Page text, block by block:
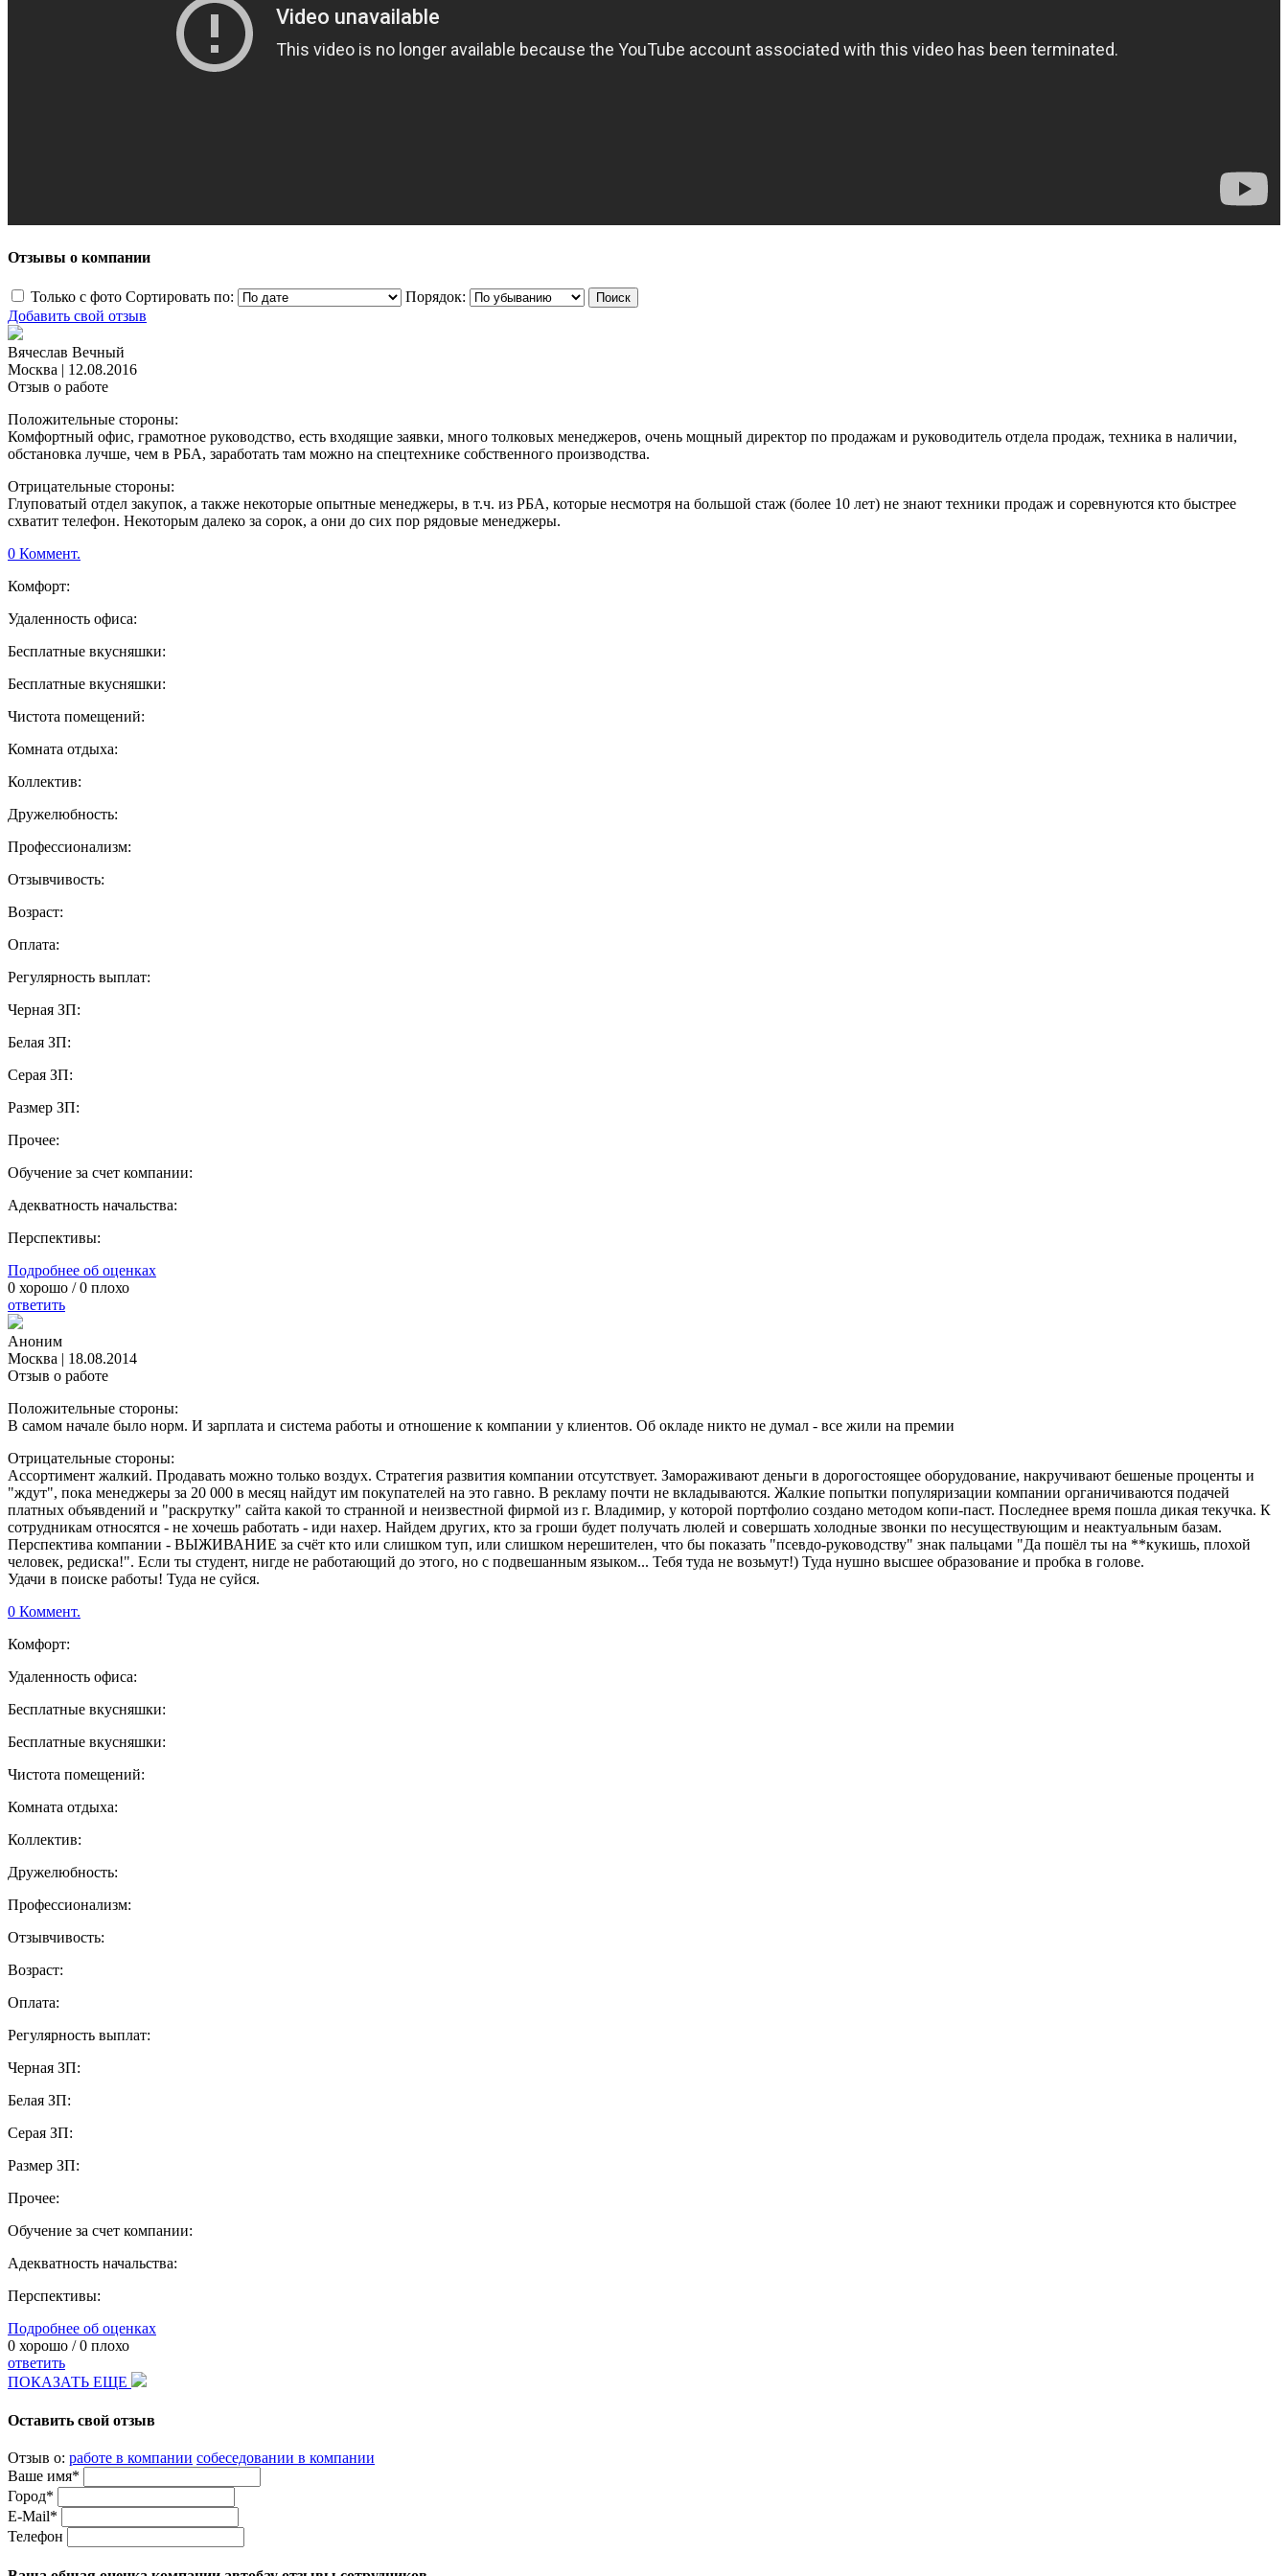
Отзывы о компании
Только с фото Сортировать по:
Порядок:
Добавить свой отзыв
Вячеслав Вечный
Москва | 12.08.2016
Отзыв о работе
Положительные стороны:
Комфортный офис, грамотное руководство, есть входящие заявки, много толковых менеджеров, очень мощный директор по продажам и руководитель отдела продаж, техника в наличии,
обстановка лучше, чем в РБА, заработать там можно на спецтехнике собственного производства.
Отрицательные стороны:
Глуповатый отдел закупок, а также некоторые опытные менеджеры, в т.ч. из РБА, которые несмотря на большой стаж (более 10 лет) не знают техники продаж и соревнуются кто быстрее
схватит телефон. Некоторым далеко за сорок, а они до сих пор рядовые менеджеры.
0 Коммент.
Комфорт:
Удаленность офиса:
Бесплатные вкусняшки:
Бесплатные вкусняшки:
Чистота помещений:
Комната отдыха:
Коллектив:
Дружелюбность:
Профессионализм:
Отзывчивость:
Возраст:
Оплата:
Регулярность выплат:
Черная ЗП:
Белая ЗП:
Серая ЗП:
Размер ЗП:
Прочее:
Обучение за счет компании:
Адекватность начальства:
Перспективы:
Подробнее об оценках
0 хорошо /0 плохо
ответить
Аноним
Москва | 18.08.2014
Отзыв о работе
Положительные стороны:
В самом начале было норм. И зарплата и система работы и отношение к компании у клиентов. Об окладе никто не думал - все жили на премии
Отрицательные стороны:
Ассортимент жалкий. Продавать можно только воздух. Стратегия развития компании отсутствует. Замораживают деньги в дорогостоящее оборудование, накручивают бешеные проценты и
"ждут", пока менеджеры за 20 000 в месяц найдут им покупателей на это гавно. В рекламу почти не вкладываются. Жалкие попытки популяризации компании органичиваются подачей
платных объявдений и "раскрутку" сайта какой то странной и неизвестной фирмой из г. Владимир, у которой портфолио создано методом копи-паст. Последнее время пошла дикая текучка. К
сотрудникам относятся - не хочешь работать - иди нахер. Найдем других, кто за гроши будет получать люлей и совершать холодные звонки по несуществующим и неактуальным базам.
Перспектива компании - ВЫЖИВАНИЕ за счёт кто или слишком туп, или слишком нерешителен, что бы показать "псевдо-руководству" знак пальцами "Да пошёл ты на **кукишь, плохой
человек, редиска!". Если ты студент, нигде не работающий до этого, но с подвешанным языком... Тебя туда не возьмут!) Туда нушно высшее образование и пробка в голове.
Удачи в поиске работы! Туда не суйся.
0 Коммент.
Комфорт:
Удаленность офиса:
Бесплатные вкусняшки:
Бесплатные вкусняшки:
Чистота помещений:
Комната отдыха:
Коллектив:
Дружелюбность:
Профессионализм:
Отзывчивость:
Возраст:
Оплата:
Регулярность выплат:
Черная ЗП:
Белая ЗП:
Серая ЗП:
Размер ЗП:
Прочее:
Обучение за счет компании:
Адекватность начальства:
Перспективы:
Подробнее об оценках
0 хорошо /0 плохо
ответить
ПОКАЗАТЬ ЕЩЕ
Оставить свой отзыв
Отзыв о: работе в компании собеседовании в компании
Ваше имя*
Город*
E-Mail*
Телефон